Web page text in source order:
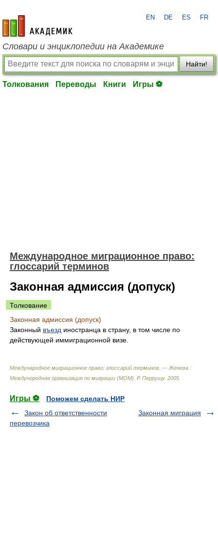
academic.ru
EN DE ES FR
Словари и энциклопедии на Академике
Найти!
Толкования Переводы Книги Игры ⚽
Международное миграционное право:
глоссарий терминов
Законная адмиссия (допуск)
Толкование
Законная адмиссия (допуск)
Законный въезд иностранца в страну, в том числе по
действующей иммиграционной визе.
Международное миграционное право: глоссарий терминов. — Женева :
Междунородная организация по миграции (МОМ) Р. Перрушу. 2005
Игры ⚽
Поможем сделать НИР
Закон об ответственности
перевозчика
Законная миграция